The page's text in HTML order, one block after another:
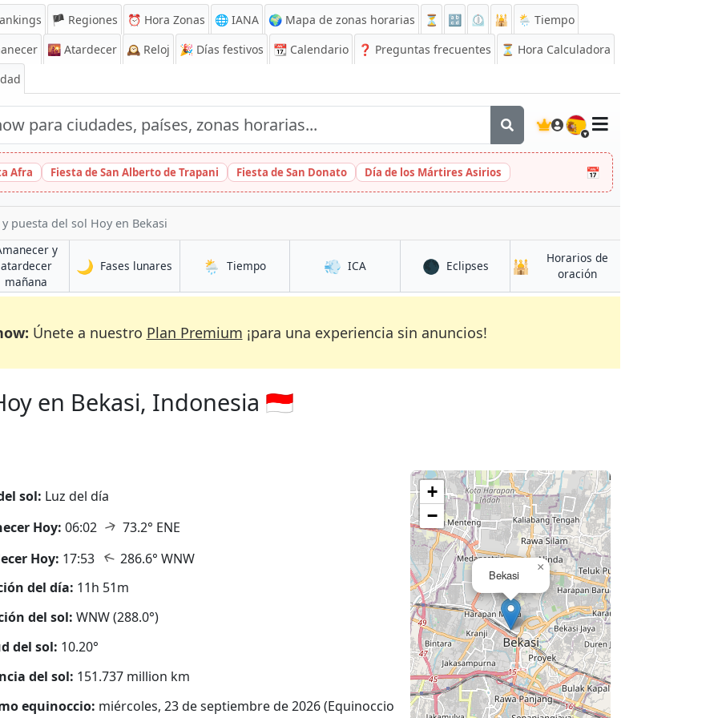
🏴 Regiones ⏰ Hora Zonas 🌐 IANA 🌍 Mapa de zonas horarias ⏳ 🔡 ⏲️ 🕌
🌦️ Tiempo
🌇 Atardecer 🕰️ Reloj 🎉 Días festivos 📆 Calendario ❓ Preguntas frecuentes
⏳ Hora Calculadora
🇪🇸
Afra Fiesta de San Alberto de Trapani Fiesta de San Donato Día de los Mártires Asirios 📅
puesta del sol Hoy en Bekasi
y
atardecer
mañana
🌙 Fases lunares en Bekasi
🌦️ Tiempoen Bekasi 💨 ICAen Bekasi 🌑 Eclipsesen Bekasi
🕌
Horarios de
oraciónen Bekasi
Únete a nuestro Plan Premium ¡para una experiencia sin anuncios!
en Bekasi, Indonesia 🇮🇩
sol: Luz del día
Hoy: 06:02 ↑ 73.2° ENE
Hoy: 17:53 ↑ 286.6° WNW
del día: 11h 51m
del sol: WNW (288.0°)
del sol: 10.20°
del sol: 151.737 million km
equinoccio: miércoles, 23 de septiembre de 2026 (Equinoccio
Bekasi
×
+
−